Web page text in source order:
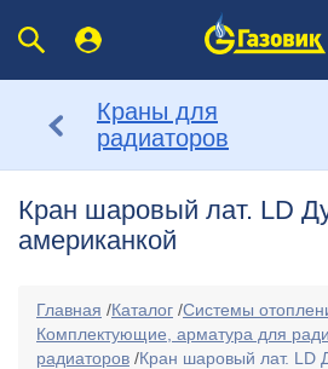
Краны для
радиаторов
Кран шаровый лат. LD
американкой
Главная /Каталог /Системы
Комплектующие, арматура для
радиаторов /Кран шаровый лат. LD